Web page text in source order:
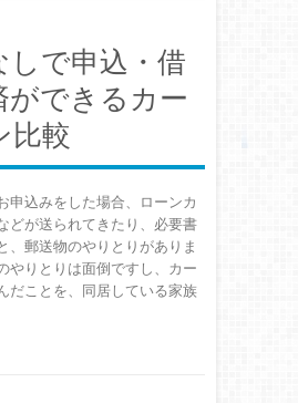
しで申込・借
ができるカー
比較
申込みをした場合、ローンカ
どが送られてきたり、必要書
、郵送物のやりとりがありま
やりとりは面倒ですし、カー
だことを、同居している家族